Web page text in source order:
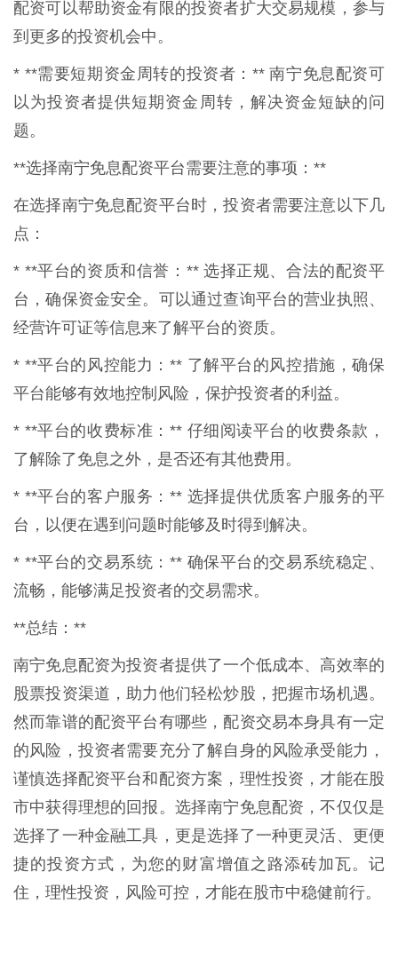
配资可以帮助资金有限的投资者扩大交易规模，参与
到更多的投资机会中。
* **需要短期资金周转的投资者：** 南宁免息配资可
以为投资者提供短期资金周转，解决资金短缺的问
题。
**选择南宁免息配资平台需要注意的事项：**
在选择南宁免息配资平台时，投资者需要注意以下几
点：
* **平台的资质和信誉：** 选择正规、合法的配资平
台，确保资金安全。可以通过查询平台的营业执照、
经营许可证等信息来了解平台的资质。
* **平台的风控能力：** 了解平台的风控措施，确保
平台能够有效地控制风险，保护投资者的利益。
* **平台的收费标准：** 仔细阅读平台的收费条款，
了解除了免息之外，是否还有其他费用。
* **平台的客户服务：** 选择提供优质客户服务的平
台，以便在遇到问题时能够及时得到解决。
* **平台的交易系统：** 确保平台的交易系统稳定、
流畅，能够满足投资者的交易需求。
**总结：**
南宁免息配资为投资者提供了一个低成本、高效率的
股票投资渠道，助力他们轻松炒股，把握市场机遇。
然而靠谱的配资平台有哪些，配资交易本身具有一定
的风险，投资者需要充分了解自身的风险承受能力，
谨慎选择配资平台和配资方案，理性投资，才能在股
市中获得理想的回报。选择南宁免息配资，不仅仅是
选择了一种金融工具，更是选择了一种更灵活、更便
捷的投资方式，为您的财富增值之路添砖加瓦。记
住，理性投资，风险可控，才能在股市中稳健前行。